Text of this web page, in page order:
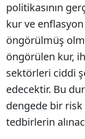
politikasının
kur ve
öngörülmüş
öngörülen kur,
sektörleri ciddi
edecektir. Bu
dengede bir
tedbirlerin